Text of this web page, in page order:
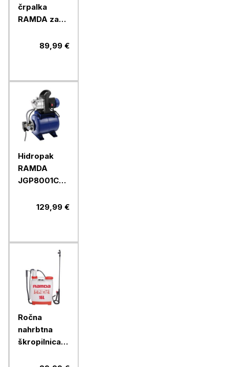
črpalka
RAMDA za
vodo, 1100
89,99 €
Hidropak
RAMDA
JGP8001CXF,
129,99 €
Ročna
nahrbtna
škropilnica